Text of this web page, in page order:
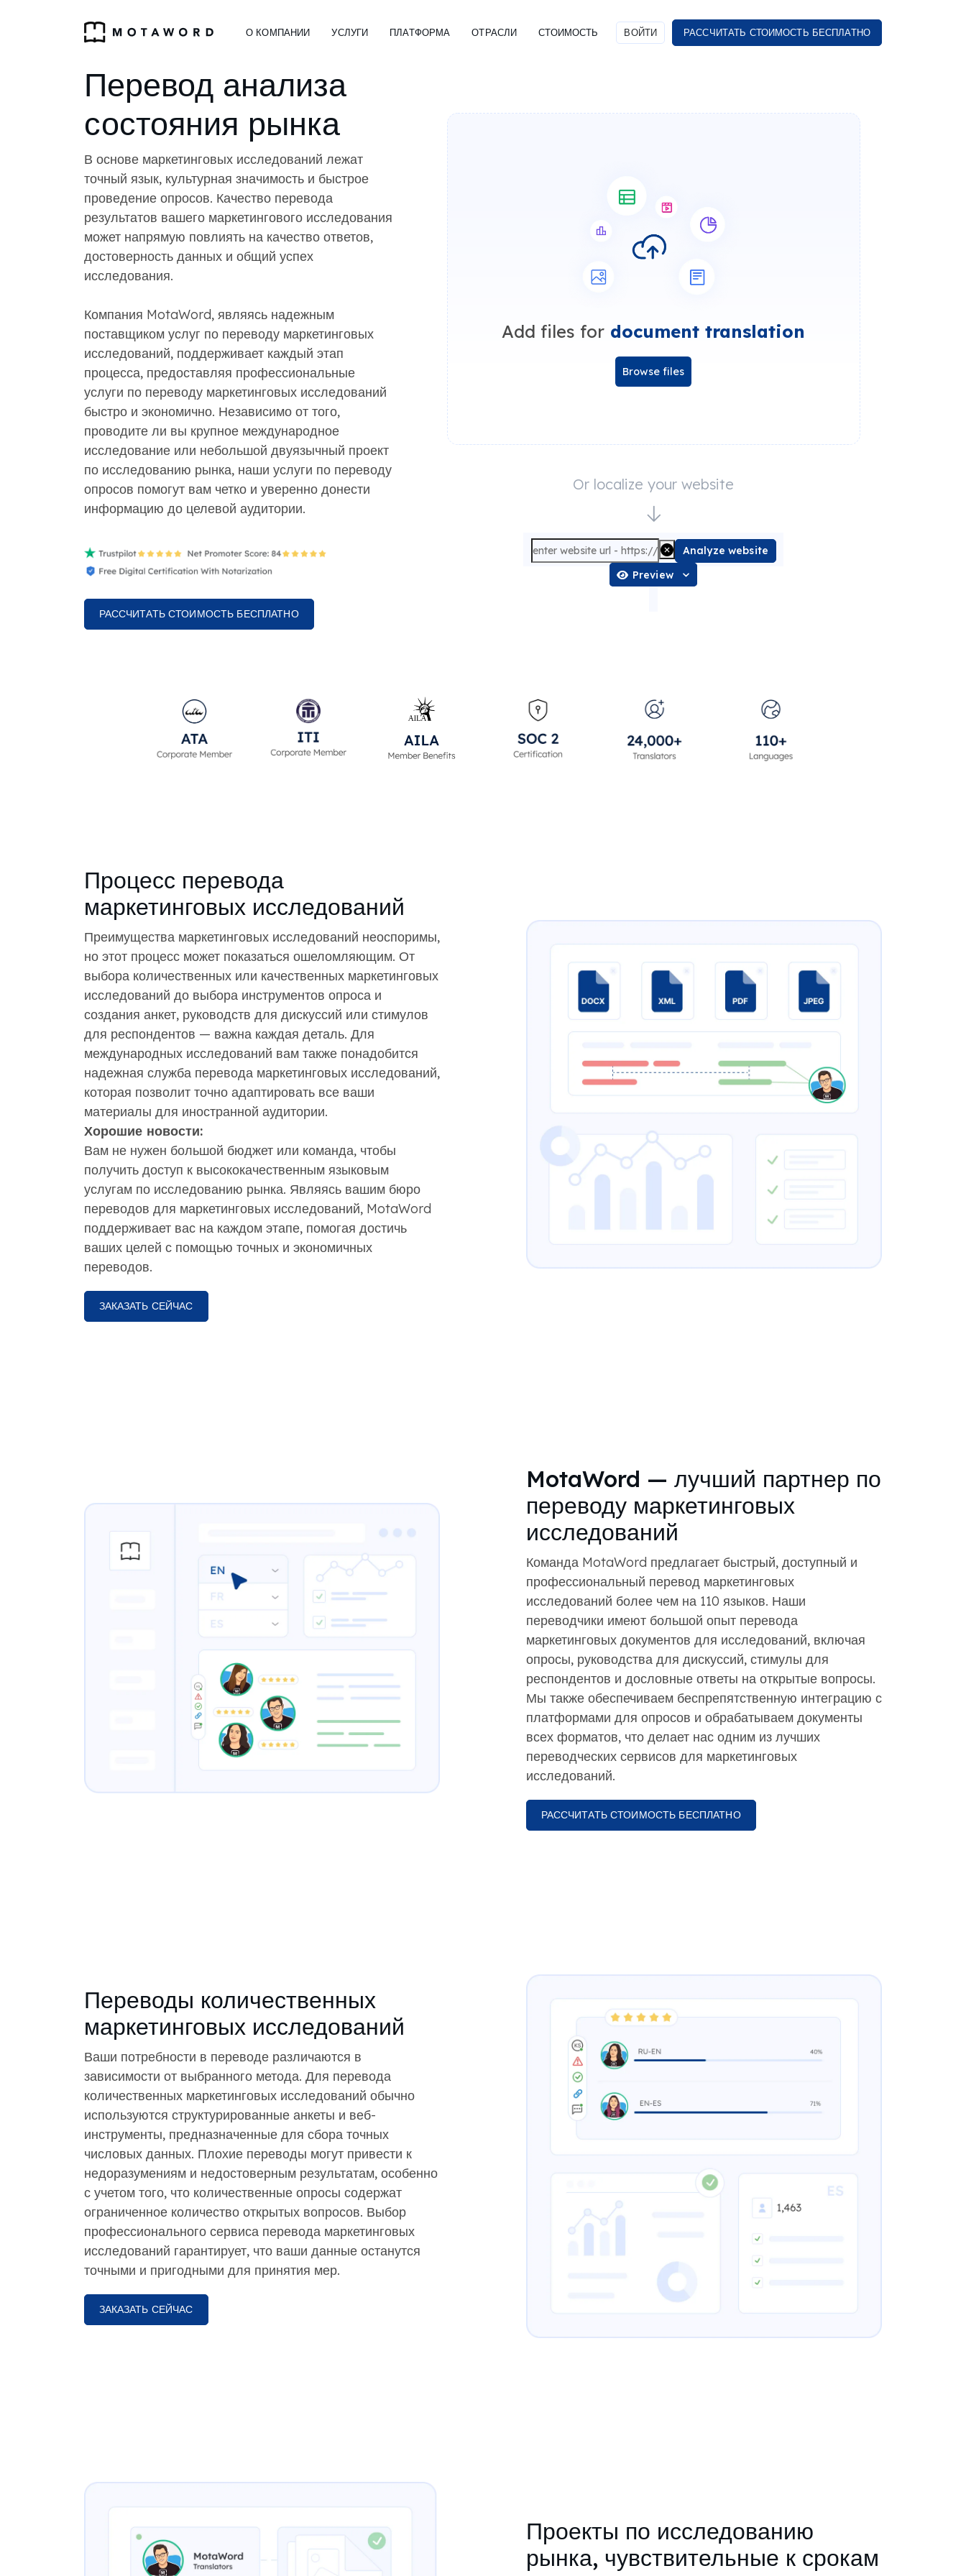
О КОМПАНИИ УСЛУГИ ПЛАТФОРМА ОТРАСЛИ СТОИМОСТЬ ВОЙТИ РАССЧИТАТЬ СТОИМОСТЬ БЕСПЛАТНО
Перевод анализа
состояния рынка
В основе маркетинговых исследований лежат
точный язык, культурная значимость и быстрое
проведение опросов. Качество перевода
результатов вашего маркетингового исследования
может напрямую повлиять на качество ответов,
достоверность данных и общий успех
исследования.
Компания MotaWord, являясь надежным
поставщиком услуг по переводу маркетинговых
исследований, поддерживает каждый этап
процесса, предоставляя профессиональные
услуги по переводу маркетинговых исследований
быстро и экономично. Независимо от того,
проводите ли вы крупное международное
исследование или небольшой двуязычный проект
по исследованию рынка, наши услуги по переводу
опросов помогут вам четко и уверенно донести
информацию до целевой аудитории.
РАССЧИТАТЬ СТОИМОСТЬ БЕСПЛАТНО
Add files for document translation
Browse files
Or localize your website
Analyze website
Preview
Процесс перевода
маркетинговых исследований
Преимущества маркетинговых исследований неоспоримы,
но этот процесс может показаться ошеломляющим. От
выбора количественных или качественных маркетинговых
исследований до выбора инструментов опроса и
создания анкет, руководств для дискуссий или стимулов
для респондентов — важна каждая деталь. Для
международных исследований вам также понадобится
надежная служба перевода маркетинговых исследований,
которая позволит точно адаптировать все ваши
материалы для иностранной аудитории.
Хорошие новости:
Вам не нужен большой бюджет или команда, чтобы
получить доступ к высококачественным языковым
услугам по исследованию рынка. Являясь вашим бюро
переводов для маркетинговых исследований, MotaWord
поддерживает вас на каждом этапе, помогая достичь
ваших целей с помощью точных и экономичных
переводов.
ЗАКАЗАТЬ СЕЙЧАС
MotaWord — лучший партнер по
переводу маркетинговых
исследований
Команда MotaWord предлагает быстрый, доступный и
профессиональный перевод маркетинговых
исследований более чем на 110 языков. Наши
переводчики имеют большой опыт перевода
маркетинговых документов для исследований, включая
опросы, руководства для дискуссий, стимулы для
респондентов и дословные ответы на открытые вопросы.
Мы также обеспечиваем беспрепятственную интеграцию с
платформами для опросов и обрабатываем документы
всех форматов, что делает нас одним из лучших
переводческих сервисов для маркетинговых
исследований.
РАССЧИТАТЬ СТОИМОСТЬ БЕСПЛАТНО
Переводы количественных
маркетинговых исследований
Ваши потребности в переводе различаются в
зависимости от выбранного метода. Для перевода
количественных маркетинговых исследований обычно
используются структурированные анкеты и веб-
инструменты, предназначенные для сбора точных
числовых данных. Плохие переводы могут привести к
недоразумениям и недостоверным результатам, особенно
с учетом того, что количественные опросы содержат
ограниченное количество открытых вопросов. Выбор
профессионального сервиса перевода маркетинговых
исследований гарантирует, что ваши данные останутся
точными и пригодными для принятия мер.
ЗАКАЗАТЬ СЕЙЧАС
Проекты по исследованию
рынка, чувствительные к срокам